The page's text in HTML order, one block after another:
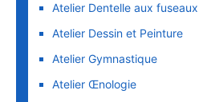
Atelier Dentelle aux fuseaux
Atelier Dessin et Peinture
Atelier Gymnastique
Atelier Œnologie